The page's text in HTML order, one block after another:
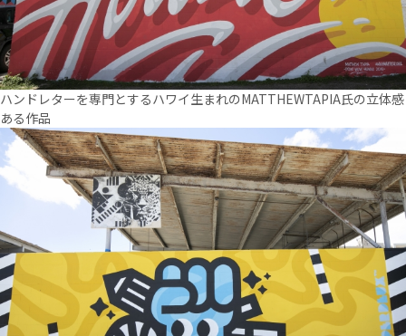
ハンドレターを専門とするハワイ生まれのMATTHEWTAPIA氏の立体感
ある作品